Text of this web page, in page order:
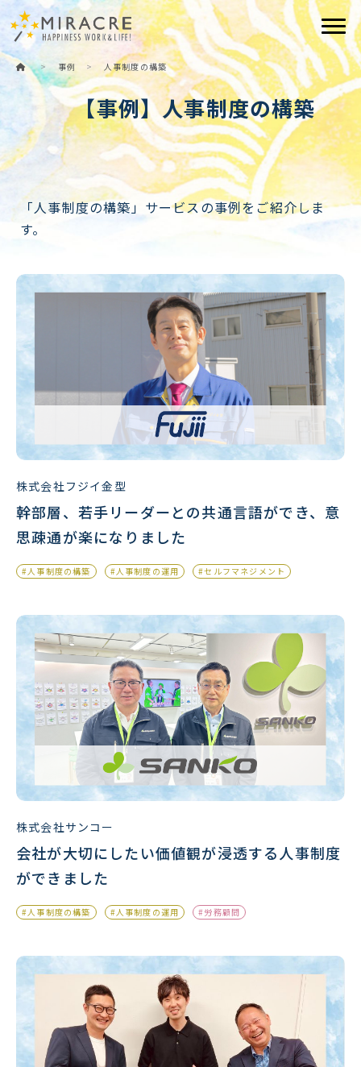
> 事例 > 人事制度の構築
【事例】人事制度の構築
「人事制度の構築」サービスの事例をご紹介しま
す。
株式会社フジイ金型
幹部層、若手リーダーとの共通言語ができ、意
思疎通が楽になりました
#人事制度の構築 #人事制度の運用 #セルフマネジメント
株式会社サンコー
会社が大切にしたい価値観が浸透する人事制度
ができました
#人事制度の構築 #人事制度の運用 #労務顧問